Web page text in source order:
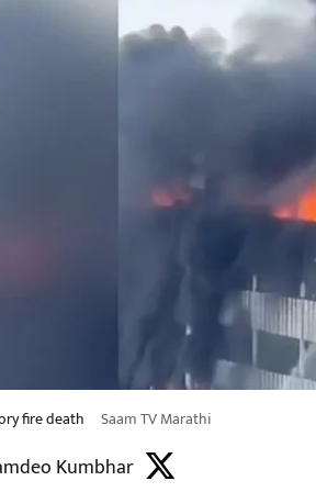
fire death Saam TV Marathi
Kumbhar